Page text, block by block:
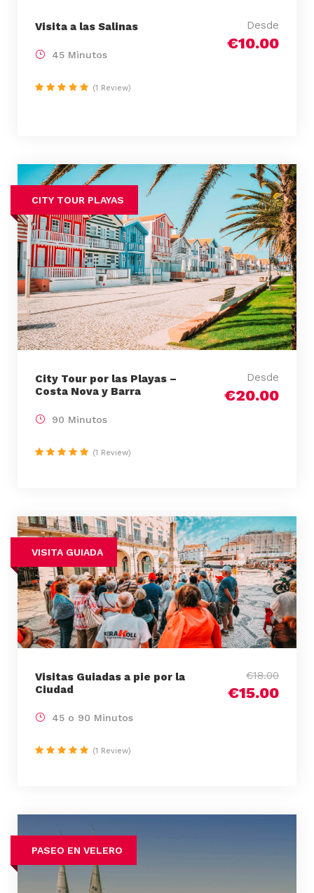
Visita a las Salinas Desde
€10.00
45 Minutos
(1 Review)
CITY TOUR PLAYAS
City Tour por las Playas –
Costa Nova y Barra
Desde
€20.00
90 Minutos
(1 Review)
VISITA GUIADA
Visitas Guiadas a pie por la
Ciudad
€18.00
€15.00
45 o 90 Minutos
(1 Review)
PASEO EN VELERO